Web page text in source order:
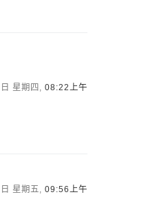
星期四, 08:22上午
星期五, 09:56上午